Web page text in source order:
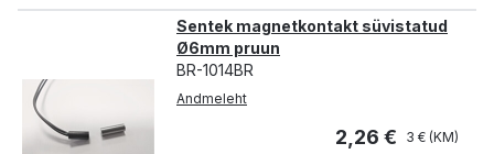
Sentek magnetkontakt süvistatud
Ø6mm pruun
BR-1014BR
Andmeleht
2,26 € 3 €